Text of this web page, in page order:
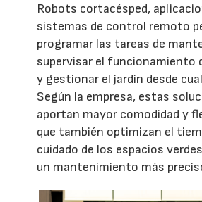
Robots cortacésped,
sistemas de control remoto
programar las tareas de
supervisar el funcionamiento
y gestionar el jardín desde
Según la empresa, estas
aportan mayor comodidad y
que también optimizan el
cuidado de los espacios
un mantenimiento más